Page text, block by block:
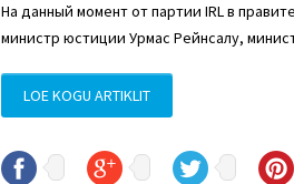
На данный момент от партии IRL в
министр юстиции Урмас Рейнсалу,
LOE KOGU ARTIKLIT